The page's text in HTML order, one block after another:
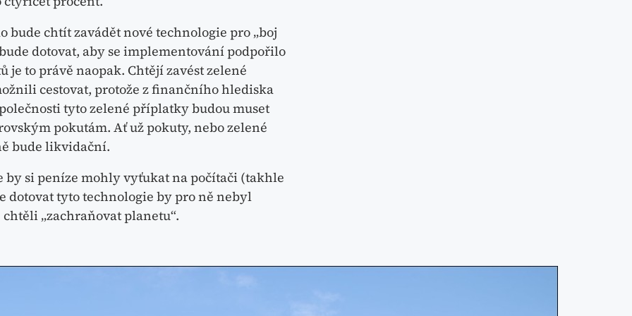
bude chtít zavádět nové technologie pro „boj
dotovat, aby se implementování podpořilo
je to právě naopak. Chtějí zavést zelené
cestovat, protože z finančního hlediska
tyto zelené příplatky budou muset
pokutám. Ať už pokuty, nebo zelené
bude likvidační.
si peníze mohly vyťukat na počítači (takhle
dotovat tyto technologie by pro ně nebyl
„zachraňovat planetu“.